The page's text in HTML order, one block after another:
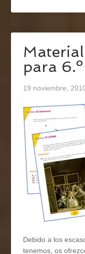
para 6.º
19 noviembre,
Debido a los
tenemos, os